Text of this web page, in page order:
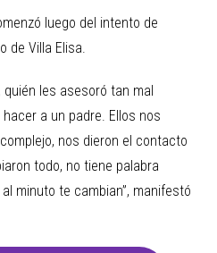
luego del intento de
de Villa Elisa.
quién les asesoró tan mal
a un padre. Ellos nos
nos dieron el contacto
todo, no tiene palabra
minuto te cambian”, manifestó